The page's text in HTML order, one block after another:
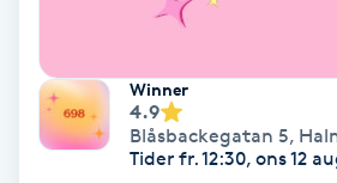
Hälsprickor
Idrottsmassage
Winner
4.9
Blåsbackegatan 5,
Tider fr. 12:30, ons 12